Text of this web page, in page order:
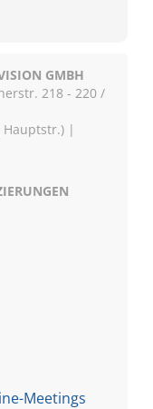
GMBH
218 - 220 /
|
Meetings